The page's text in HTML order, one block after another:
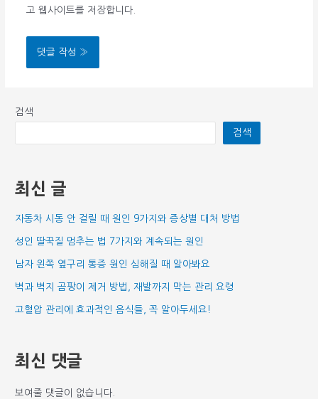
고 웹사이트를 저장합니다.
검색
검색
최신 글
자동차 시동 안 걸릴 때 원인 9가지와 증상별 대처 방법
성인 딸꾹질 멈추는 법 7가지와 계속되는 원인
남자 왼쪽 옆구리 통증 원인 심해질 때 알아봐요
벽과 벽지 곰팡이 제거 방법, 재발까지 막는 관리 요령
고혈압 관리에 효과적인 음식들, 꼭 알아두세요!
최신 댓글
보여줄 댓글이 없습니다.